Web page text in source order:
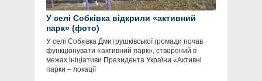
У селі Собківка відкрили «активний
парк» (фото)
У селі Собківка Дмитрушківської громади почав
функціонувати «активний парк», створений в
межах ініціативи Президента України «Активні
парки – локації